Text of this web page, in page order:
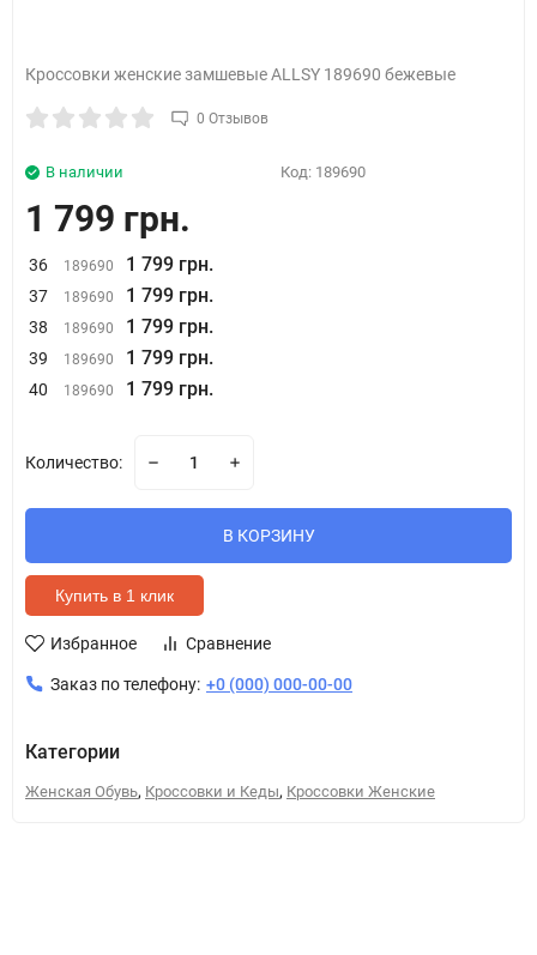
Кроссовки женские замшевые ALLSY 189690 бежевые
0 Отзывов
В наличии Код: 189690
1 799 грн.
36 189690 1 799 грн.
37 189690 1 799 грн.
38 189690 1 799 грн.
39 189690 1 799 грн.
40 189690 1 799 грн.
Количество:
В КОРЗИНУ
Купить в 1 клик
Избранное Сравнение
Заказ по телефону: +0 (000) 000-00-00
Категории
Женская Обувь, Кроссовки и Кеды, Кроссовки Женские